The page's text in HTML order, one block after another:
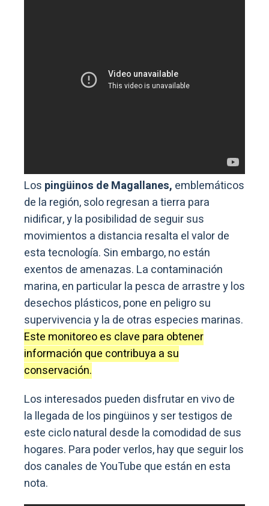
Los pingüinos de Magallanes, emblemáticos
de la región, solo regresan a tierra para
nidificar, y la posibilidad de seguir sus
movimientos a distancia resalta el valor de
esta tecnología. Sin embargo, no están
exentos de amenazas. La contaminación
marina, en particular la pesca de arrastre y los
desechos plásticos, pone en peligro su
supervivencia y la de otras especies marinas.
Este monitoreo es clave para obtener
información que contribuya a su
conservación.
Los interesados pueden disfrutar en vivo de
la llegada de los pingüinos y ser testigos de
este ciclo natural desde la comodidad de sus
hogares. Para poder verlos, hay que seguir los
dos canales de YouTube que están en esta
nota.